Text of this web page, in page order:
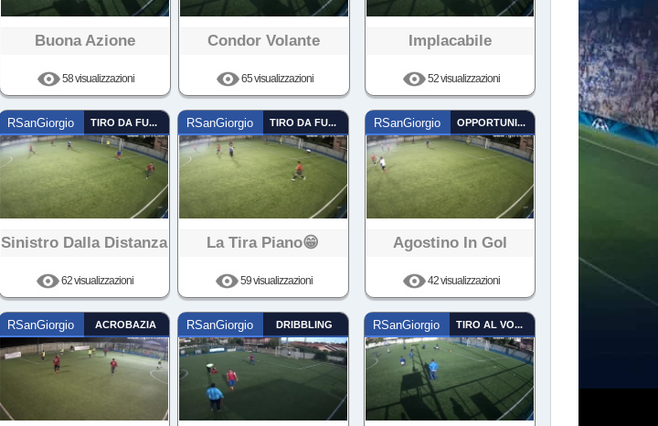
Buona Azione
58 visualizzazioni
Condor Volante
65 visualizzazioni
Implacabile
52 visualizzazioni
RSanGiorgio TIRO DA FUORI
Sinistro Dalla Distanza
62 visualizzazioni
RSanGiorgio TIRO DA FUORI
La Tira Piano😁
59 visualizzazioni
RSanGiorgio OPPORTUNISTA
Agostino In Gol
42 visualizzazioni
RSanGiorgio ACROBAZIA RSanGiorgio DRIBBLING RSanGiorgio TIRO AL VOLO